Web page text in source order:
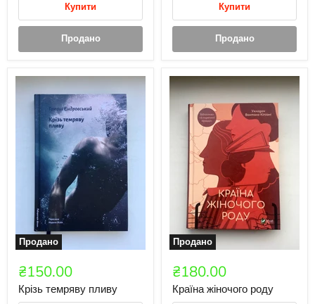
Купити
Продано
Купити
Продано
Продано
₴150.00
Крізь темряву пливу
Продано
₴180.00
Країна жіночого роду